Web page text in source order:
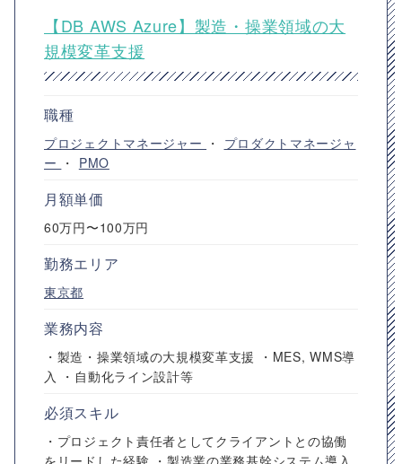
【DB AWS Azure】製造・操業領域の大
規模変革支援
職種
プロジェクトマネージャー ・ プロダクトマネージャ
ー ・ PMO
月額単価
60万円〜100万円
勤務エリア
東京都
業務内容
・製造・操業領域の大規模変革支援 ・MES, WMS導
入 ・自動化ライン設計等
必須スキル
・プロジェクト責任者としてクライアントとの協働
をリードした経験 ・製造業の業務基幹システム導入